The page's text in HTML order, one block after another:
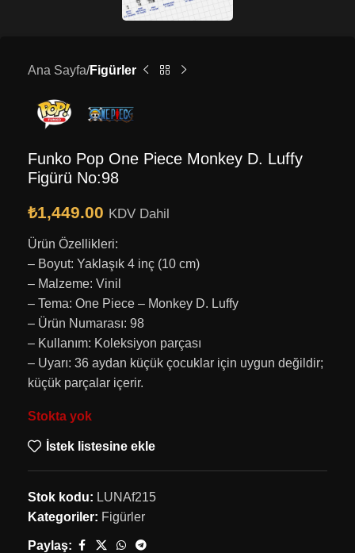
Ana Sayfa Figürler
Funko Pop One Piece Monkey D. Luffy
Figürü No:98
₺1,449.00 KDV Dahil
Ürün Özellikleri:
– Boyut: Yaklaşık 4 inç (10 cm)
– Malzeme: Vinil
– Tema: One Piece – Monkey D. Luffy
– Ürün Numarası: 98
– Kullanım: Koleksiyon parçası
– Uyarı: 36 aydan küçük çocuklar için uygun değildir;
küçük parçalar içerir.
Stokta yok
İstek listesine ekle
Stok kodu: LUNAf215
Kategoriler: Figürler
Paylaş: